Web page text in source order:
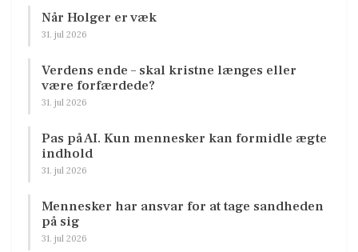
Når Holger er væk
31. jul 2026
Verdens ende – skal kristne længes eller
være forfærdede?
31. jul 2026
Pas på AI. Kun mennesker kan formidle ægte
indhold
31. jul 2026
Mennesker har ansvar for at tage sandheden
på sig
31. jul 2026